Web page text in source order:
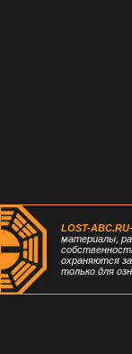
LOST-ABC.RU
материалы,
охраняются
только для